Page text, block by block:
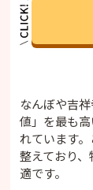
なんぼや吉
値」を最も
れています
整えており
適です。